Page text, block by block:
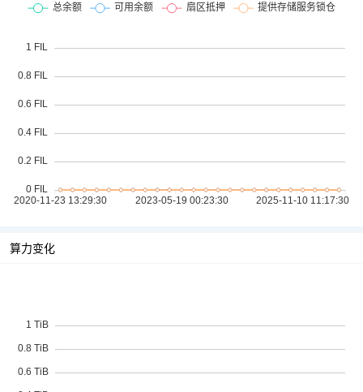
算力变化